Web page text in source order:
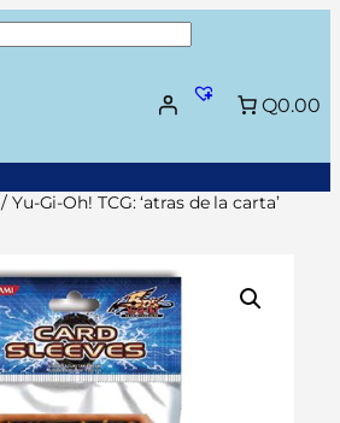
Q0.00
/ Yu-Gi-Oh! TCG: ‘atras de la carta’